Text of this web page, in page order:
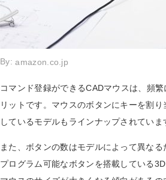
By:amazon.co.jp
コマンド登録ができるCADマウスは、頻
リットです。マウスのボタンにキーを割
しているモデルもラインナップされていま
また、ボタンの数はモデルによって異な
プログラム可能なボタンを搭載している